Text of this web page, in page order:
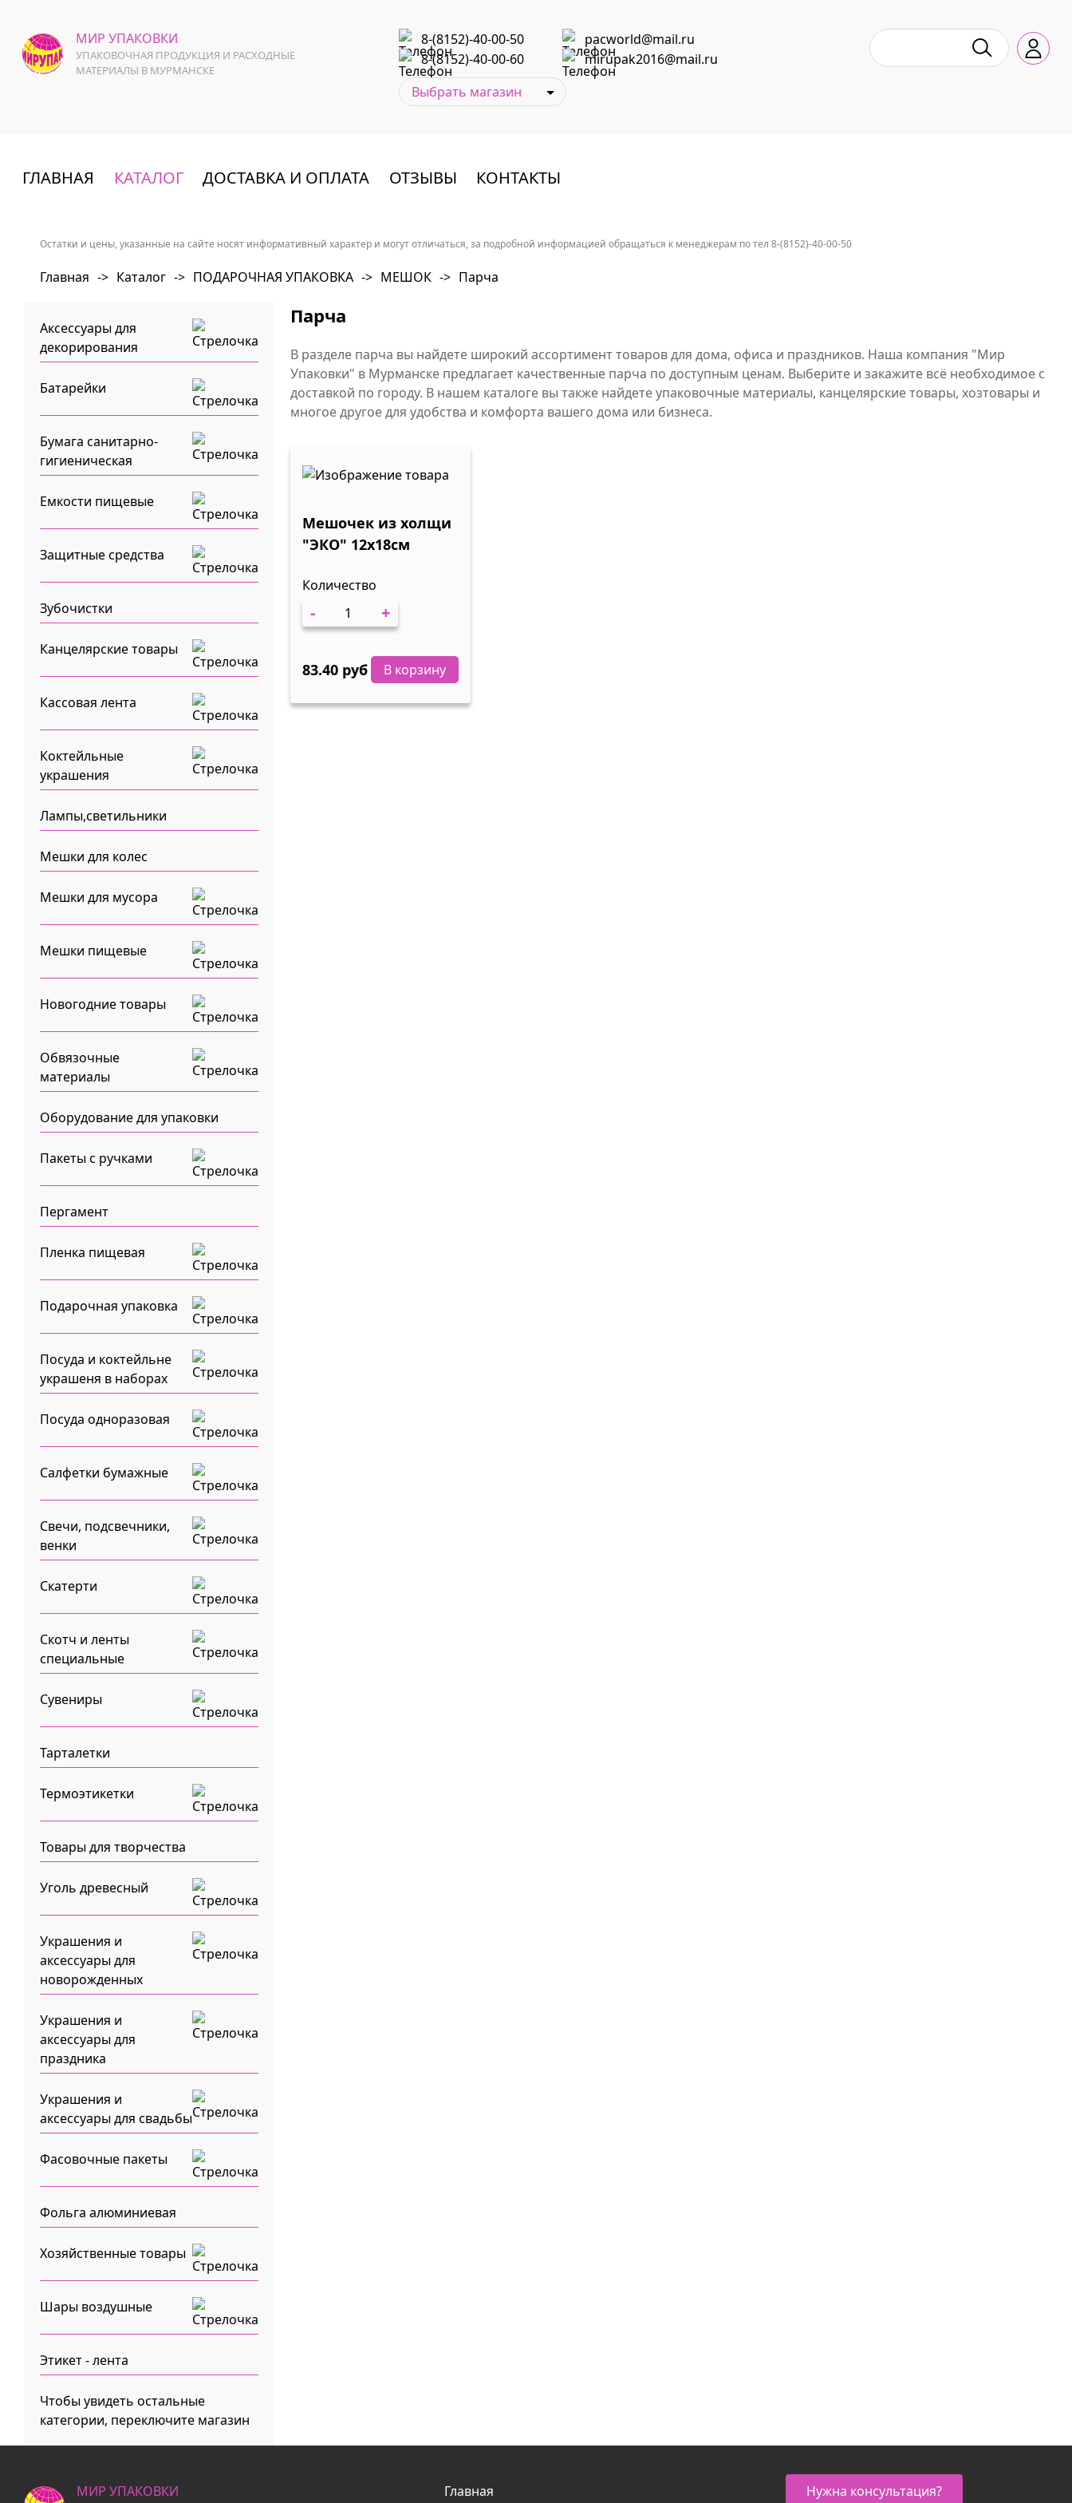
МИР УПАКОВКИ
УПАКОВОЧНАЯ ПРОДУКЦИЯ И РАСХОДНЫЕ
МАТЕРИАЛЫ В МУРМАНСКЕ
8-(8152)-40-00-50
8-(8152)-40-00-60
pacworld@mail.ru
mirupak2016@mail.ru
ГЛАВНАЯ КАТАЛОГ ДОСТАВКА И ОПЛАТА ОТЗЫВЫ КОНТАКТЫ
Остатки и цены, указанные на сайте носят информативный характер и могут отличаться, за подробной информацией обращаться к менеджерам по тел 8-(8152)-40-00-50
Главная -> Каталог -> ПОДАРОЧНАЯ УПАКОВКА -> МЕШОК -> Парча
Аксессуары для
декорирования
Батарейки
Бумага санитарно-
гигиеническая
Емкости пищевые
Защитные средства
Зубочистки
Канцелярские товары
Кассовая лента
Коктейльные
украшения
Лампы,светильники
Мешки для колес
Мешки для мусора
Мешки пищевые
Новогодние товары
Обвязочные
материалы
Оборудование для упаковки
Пакеты с ручками
Пергамент
Пленка пищевая
Подарочная упаковка
Посуда и коктейльне
украшеня в наборах
Посуда одноразовая
Салфетки бумажные
Свечи, подсвечники,
венки
Скатерти
Скотч и ленты
специальные
Сувениры
Тарталетки
Термоэтикетки
Товары для творчества
Уголь древесный
Украшения и
аксессуары для
новорожденных
Украшения и
аксессуары для
праздника
Украшения и
аксессуары для свадьбы
Фасовочные пакеты
Фольга алюминиевая
Хозяйственные товары
Шары воздушные
Этикет - лента
Чтобы увидеть остальные
категории, переключите магазин
Парча
В разделе парча вы найдете широкий ассортимент товаров для дома, офиса и праздников. Наша компания "Мир
Упаковки" в Мурманске предлагает качественные парча по доступным ценам. Выберите и закажите всё необходимое с
доставкой по городу. В нашем каталоге вы также найдете упаковочные материалы, канцелярские товары, хозтовары и
многое другое для удобства и комфорта вашего дома или бизнеса.
Мешочек из холщи
"ЭКО" 12х18см
Количество
- +
83.40 руб В корзину
МИР УПАКОВКИ Главная Нужна консультация?